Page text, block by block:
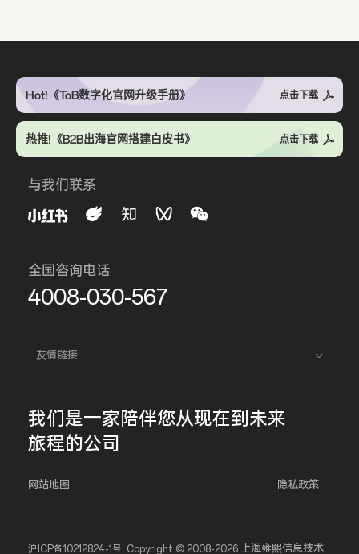
Hot!《ToB数字化官网升级手册》 点击下载
热推!《B2B出海官网搭建白皮书》 点击下载
与我们联系
全国咨询电话
4008-030-567
友情链接
我们是一家陪伴您从现在到未来
旅程的公司
网站地图 隐私政策
沪ICP备10212824-1号 Copyright © 2008-2026 上海雍熙信息技术